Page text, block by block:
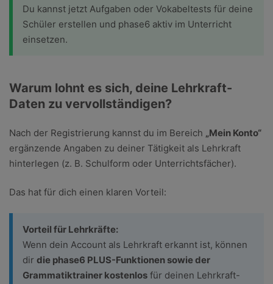
Du kannst jetzt Aufgaben oder Vokabeltests für deine
Schüler erstellen und phase6 aktiv im Unterricht
einsetzen.
Warum lohnt es sich, deine Lehrkraft-
Daten zu vervollständigen?
Nach der Registrierung kannst du im Bereich „Mein Konto“
ergänzende Angaben zu deiner Tätigkeit als Lehrkraft
hinterlegen (z. B. Schulform oder Unterrichtsfächer).
Das hat für dich einen klaren Vorteil:
Vorteil für Lehrkräfte:
Wenn dein Account als Lehrkraft erkannt ist, können
dir die phase6 PLUS-Funktionen sowie der
Grammatiktrainer kostenlos für deinen Lehrkraft-